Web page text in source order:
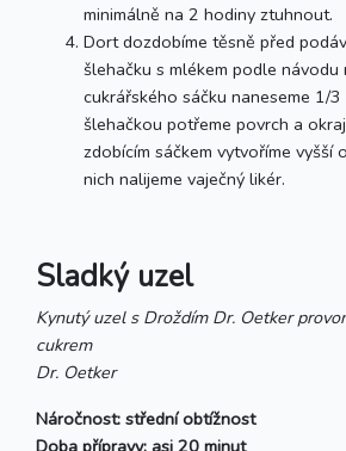
minimálně na 2 hodiny ztuhnout.
Dort dozdobíme těsně před
šlehačku s mlékem podle návodu
cukrářského sáčku naneseme 1/
šlehačkou potřeme povrch a
zdobícím sáčkem vytvoříme vyšší
nich nalijeme vaječný likér.
Sladký uzel
Kynutý uzel s Droždím Dr. Oetker
cukrem
Dr. Oetker
Náročnost: střední obtížnost
Doba přípravy: asi 20 minut